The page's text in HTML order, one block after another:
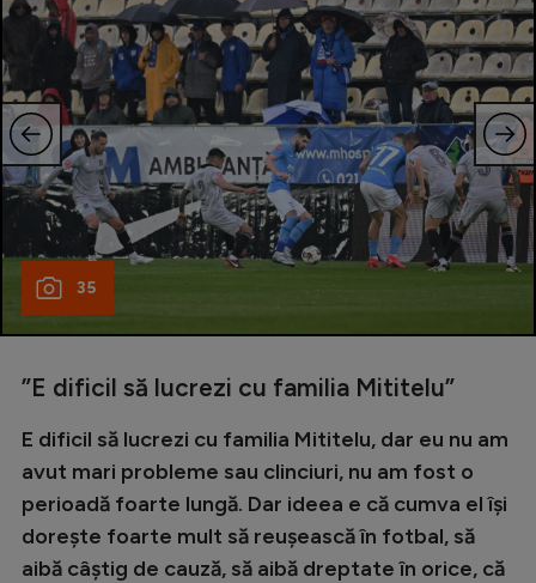
35
”E dificil să lucrezi cu familia Mititelu”
E dificil să lucrezi cu familia Mititelu, dar eu nu am
avut mari probleme sau clinciuri, nu am fost o
perioadă foarte lungă. Dar ideea e că cumva el își
dorește foarte mult să reușească în fotbal, să
aibă câștig de cauză, să aibă dreptate în orice, că